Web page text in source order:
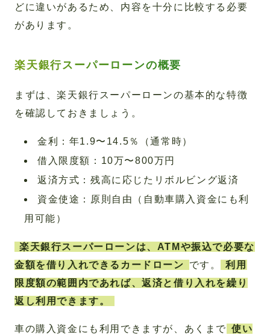
どに違いがあるため、内容を十分に比較する必要
があります。
楽天銀行スーパーローンの概要
まずは、楽天銀行スーパーローンの基本的な特徴
を確認しておきましょう。
金利：年1.9〜14.5％（通常時）
借入限度額：10万〜800万円
返済方式：残高に応じたリボルビング返済
資金使途：原則自由（自動車購入資金にも利
用可能）
楽天銀行スーパーローンは、ATMや振込で必要な
金額を借り入れできるカードローン
です。
利用
限度額の範囲内であれば、返済と借り入れを繰り
返し利用できます。
車の購入資金にも利用できますが、あくまで 使い